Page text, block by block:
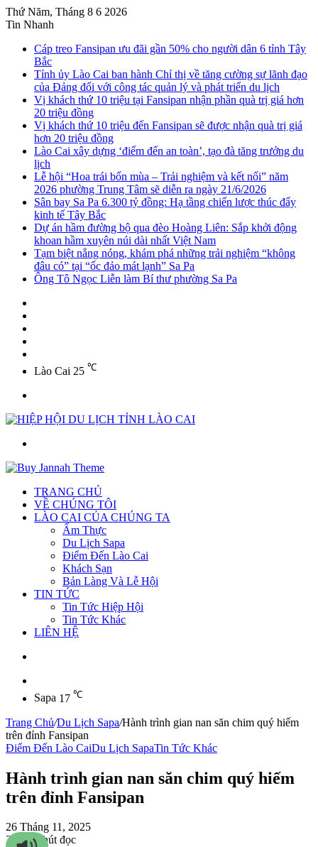
Thứ Năm, Tháng 8 6 2026
Tin Nhanh
Cáp treo Fansipan ưu đãi gần 50% cho người dân 6 tỉnh Tây
Bắc
Tỉnh ủy Lào Cai ban hành Chỉ thị về tăng cường sự lãnh đạo
của Đảng đối với công tác quản lý và phát triển du lịch
Vị khách thứ 10 triệu tại Fansipan nhận phần quà trị giá hơn
20 triệu đồng
Vị khách thứ 10 triệu đến Fansipan sẽ được nhận quà trị giá
hơn 20 triệu đồng
Lào Cai xây dựng ‘điểm đến an toàn’, tạo đà tăng trưởng du
lịch
Lễ hội “Hoa trái bốn mùa – Trải nghiệm và kết nối” năm
2026 phường Trung Tâm sẽ diễn ra ngày 21/6/2026
Sân bay Sa Pa 6.300 tỷ đồng: Hạ tầng chiến lược thúc đẩy
kinh tế Tây Bắc
Dự án hầm đường bộ qua đèo Hoàng Liên: Sắp khởi động
khoan hầm xuyên núi dài nhất Việt Nam
Tạm biệt nắng nóng, khám phá những trải nghiệm “không
đâu có” tại “ốc đảo mát lạnh” Sa Pa
Ông Tô Ngọc Liễn làm Bí thư phường Sa Pa
Lào Cai 25 ℃
TRANG CHỦ
VỀ CHÚNG TÔI
LÀO CAI CỦA CHÚNG TA
Ẩm Thực
Du Lịch Sapa
Điểm Đến Lào Cai
Khách Sạn
Bản Làng Và Lễ Hội
TIN TỨC
Tin Tức Hiệp Hội
Tin Tức Khác
LIÊN HỆ
Sapa 17 ℃
Trang Chủ/Du Lịch Sapa/Hành trình gian nan săn chim quý hiếm
trên đỉnh Fansipan
Điểm Đến Lào CaiDu Lịch SapaTin Tức Khác
Hành trình gian nan săn chim quý hiếm
trên đỉnh Fansipan
26 Tháng 11, 2025
3 835 phút đọc